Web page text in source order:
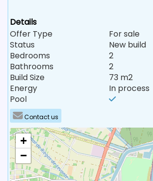
Details
Offer Type
For sale
Status
New build
Bedrooms
2
Bathrooms
2
Build Size
73 m2
Energy
In process
Pool
Contact us
+
−